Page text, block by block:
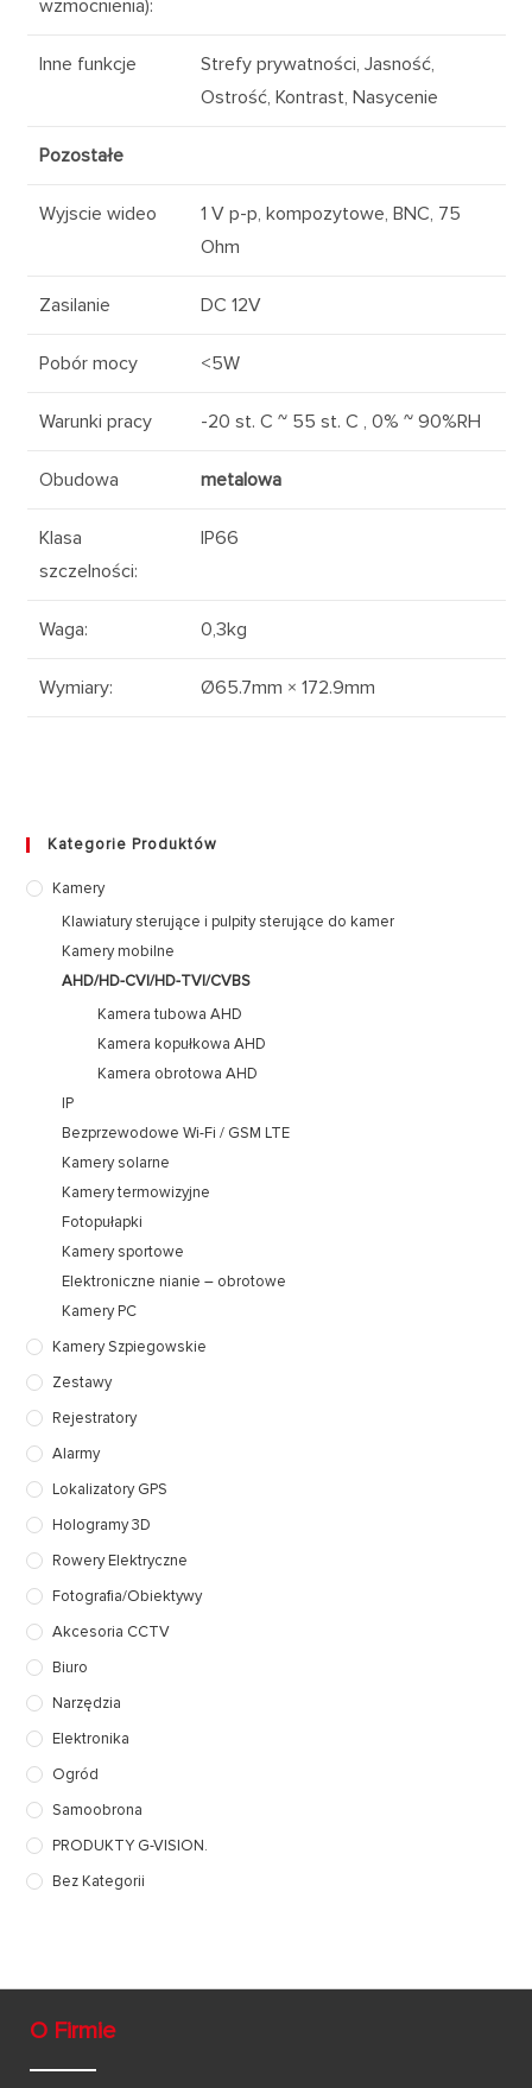
wzmocnienia):
Inne funkcje
Strefy prywatności, Jasność,
Ostrość, Kontrast, Nasycenie
Pozostałe
Wyjscie wideo
1 V p-p, kompozytowe, BNC, 75
Ohm
Zasilanie DC 12V
Pobór mocy <5W
Warunki pracy -20 st. C ~ 55 st. C , 0% ~ 90%RH
Obudowa metalowa
Klasa
szczelności:
IP66
Waga: 0,3kg
Wymiary: Ø65.7mm × 172.9mm
Kategorie Produktów
Kamery
Klawiatury sterujące i pulpity sterujące do kamer
Kamery mobilne
AHD/HD-CVI/HD-TVI/CVBS
Kamera tubowa AHD
Kamera kopułkowa AHD
Kamera obrotowa AHD
IP
Bezprzewodowe Wi-Fi / GSM LTE
Kamery solarne
Kamery termowizyjne
Fotopułapki
Kamery sportowe
Elektroniczne nianie – obrotowe
Kamery PC
Kamery Szpiegowskie
Zestawy
Rejestratory
Alarmy
Lokalizatory GPS
Hologramy 3D
Rowery Elektryczne
Fotografia/Obiektywy
Akcesoria CCTV
Biuro
Narzędzia
Elektronika
Ogród
Samoobrona
PRODUKTY G-VISION.
Bez Kategorii
O Firmie